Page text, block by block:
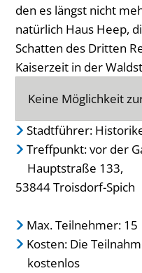
den es längst nicht
natürlich Haus Heep,
Schatten des Dritten
Kaiserzeit in der
Keine Möglichkeit
Stadtführer:
Treffpunkt: vor der
Hauptstraße 133,
53844 Troisdorf-Spich
Max. Teilnehmer: 15
Kosten: Die
kostenlos